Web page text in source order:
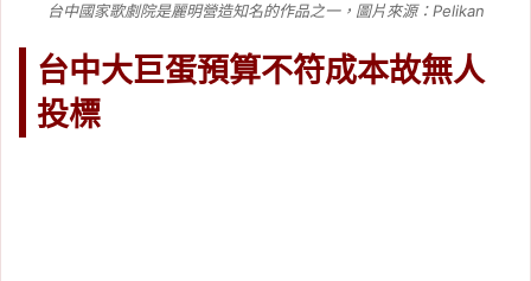
台中國家歌劇院是麗明營造知名的作品之一，圖片來源：Pelikan
台中大巨蛋預算不符成本故無人
投標